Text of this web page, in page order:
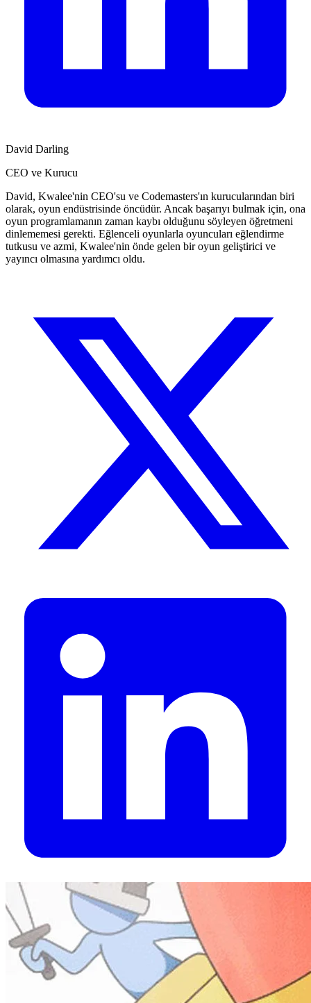
David Darling
CEO ve Kurucu
David, Kwalee'nin CEO'su ve Codemasters'ın kurucularından biri
olarak, oyun endüstrisinde öncüdür. Ancak başarıyı bulmak için, ona
oyun programlamanın zaman kaybı olduğunu söyleyen öğretmeni
dinlememesi gerekti. Eğlenceli oyunlarla oyuncuları eğlendirme
tutkusu ve azmi, Kwalee'nin önde gelen bir oyun geliştirici ve
yayıncı olmasına yardımcı oldu.